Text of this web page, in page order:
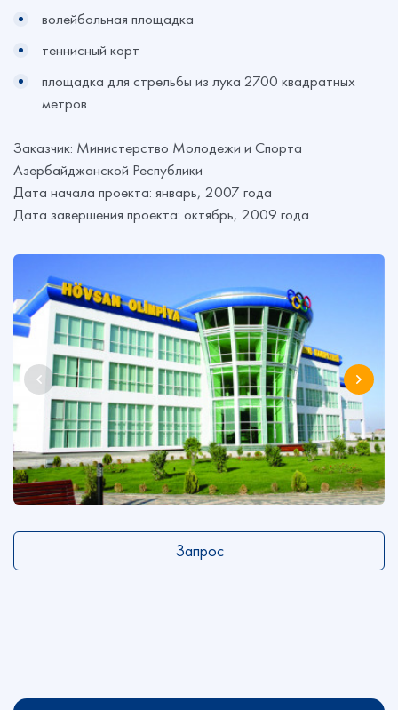
волейбольная площадка
теннисный корт
площадка для стрельбы из лука 2700 квадратных
метров
Заказчик: Министерство Молодежи и Спорта
Азербайджанской Республики
Дата начала проекта: январь, 2007 года
Дата завершения проекта: октябрь, 2009 года
Запрос